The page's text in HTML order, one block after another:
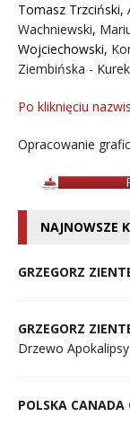
Tomasz Trzciński,
Wachniewski,
Wojciechowski,
Ziembińska - Kurek
Po kliknięciu
Opracowanie
NAJNOWSZE
GRZEGORZ
GRZEGORZ
Drzewo Apokalipsy
POLSKA CANADA